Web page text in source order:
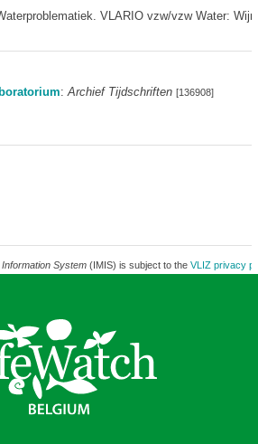
VLARIO vzw/vzw Water:
:Archief Tijdschriften [136908]
System(IMIS) is subject to the VLIZ privacy